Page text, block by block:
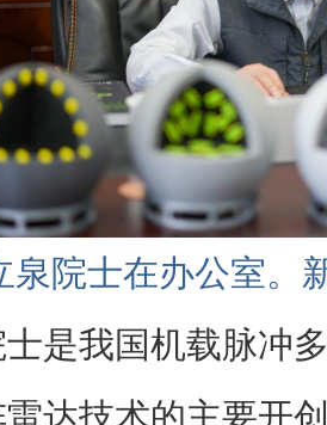
泉院士在办公室。
是我国机载脉冲
达技术的主要开